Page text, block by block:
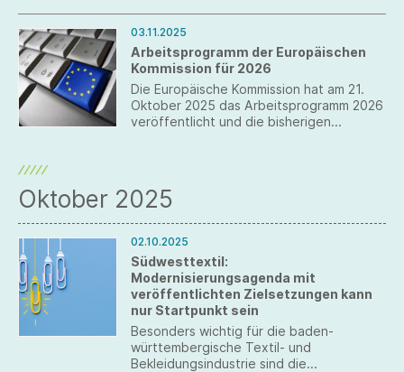
03.11.2025
Arbeitsprogramm der Europäischen
Kommission für 2026
Die Europäische Kommission hat am 21.
Oktober 2025 das Arbeitsprogramm 2026
veröffentlicht und die bisherigen
Vorschriften und eine maßvolle
Regulierung aus.
Oktober 2025
02.10.2025
Südwesttextil:
Modernisierungsagenda mit
veröffentlichten Zielsetzungen kann
nur Startpunkt sein
Besonders wichtig für die baden-
württembergische Textil- und
Bekleidungsindustrie sind die